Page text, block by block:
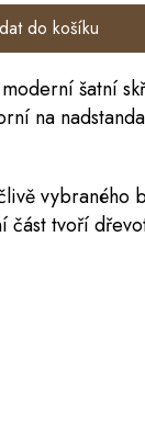
do košíku
šatní
na
vybraného
část tvoří